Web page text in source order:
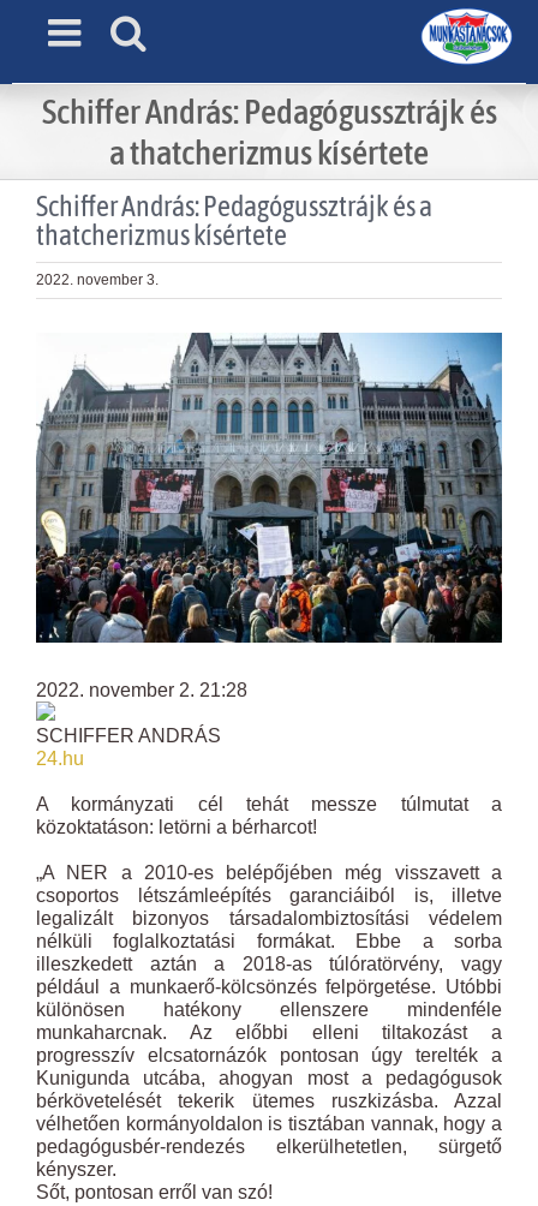
Schiffer András: Pedagógussztrájk és
a thatcherizmus kísértete
Schiffer András: Pedagógussztrájk és a
thatcherizmus kísértete
2022. november 3.
Larger
Image
2022. november 2. 21:28
SCHIFFER ANDRÁS
24.hu
A kormányzati cél tehát messze túlmutat a
közoktatáson: letörni a bérharcot!
„A NER a 2010-es belépőjében még visszavett a
csoportos létszámleépítés garanciáiból is, illetve
legalizált bizonyos társadalombiztosítási védelem
nélküli foglalkoztatási formákat. Ebbe a sorba
illeszkedett aztán a 2018-as túlóratörvény, vagy
például a munkaerő-kölcsönzés felpörgetése. Utóbbi
különösen hatékony ellenszere mindenféle
munkaharcnak. Az előbbi elleni tiltakozást a
progresszív elcsatornázók pontosan úgy terelték a
Kunigunda utcába, ahogyan most a pedagógusok
bérkövetelését tekerik ütemes ruszkizásba. Azzal
vélhetően kormányoldalon is tisztában vannak, hogy a
pedagógusbér-rendezés elkerülhetetlen, sürgető
kényszer.
Sőt, pontosan erről van szó!